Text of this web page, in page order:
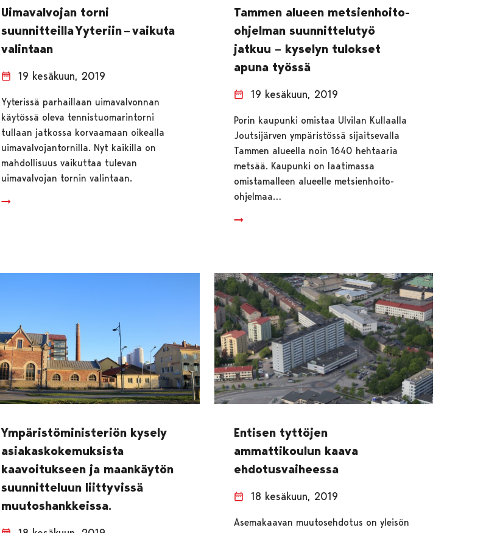
Uimavalvojan torni
suunnitteilla Yyteriin – vaikuta
valintaan
19 kesäkuun, 2019
Yyterissä parhaillaan uimavalvonnan
käytössä oleva tennistuomarintorni
tullaan jatkossa korvaamaan oikealla
uimavalvojantornilla. Nyt kaikilla on
mahdollisuus vaikuttaa tulevan
uimavalvojan tornin valintaan.
Tammen alueen metsienhoito-
ohjelman suunnittelutyö
jatkuu – kyselyn tulokset
apuna työssä
19 kesäkuun, 2019
Porin kaupunki omistaa Ulvilan Kullaalla
Joutsijärven ympäristössä sijaitsevalla
Tammen alueella noin 1640 hehtaaria
metsää. Kaupunki on laatimassa
omistamalleen alueelle metsienhoito-
ohjelmaa…
Ympäristöministeriön kysely
asiakaskokemuksista
kaavoitukseen ja maankäytön
suunnitteluun liittyvissä
muutoshankkeissa.
Entisen tyttöjen
ammattikoulun kaava
ehdotusvaiheessa
18 kesäkuun, 2019
Asemakaavan muutosehdotus on yleisön